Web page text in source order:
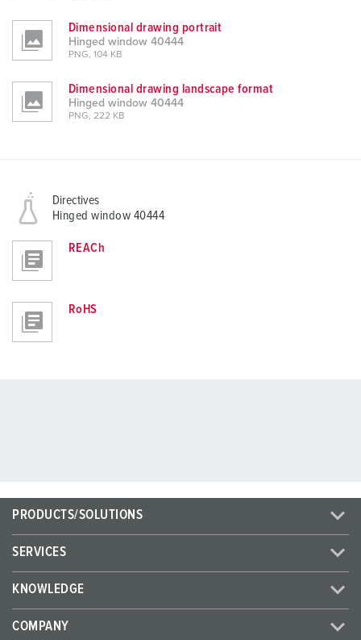
Dimensional drawing portrait
Hinged window 40444
PNG, 104 KB
Dimensional drawing landscape format
Hinged window 40444
PNG, 222 KB
Directives
Hinged window 40444
REACh
RoHS
PRODUCTS/SOLUTIONS
SERVICES
KNOWLEDGE
COMPANY